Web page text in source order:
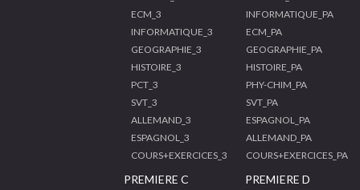
ECM_3
INFORMATIQUE_3
GEOGRAPHIE_3
HISTOIRE_3
PCT_3
SVT_3
ALLEMAND_3
ESPAGNOL_3
COURS+EXERCICES_3
INFORMATIQUE_PA
ECM_PA
GEOGRAPHIE_PA
HISTOIRE_PA
PHY-CHIM_PA
SVT_PA
ESPAGNOL_PA
ALLEMAND_PA
COURS+EXERCICES_PA
PREMIERE C PREMIERE D